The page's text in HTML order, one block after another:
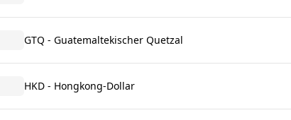
GTQ - Guatemaltekischer Quetzal
HKD - Hongkong-Dollar